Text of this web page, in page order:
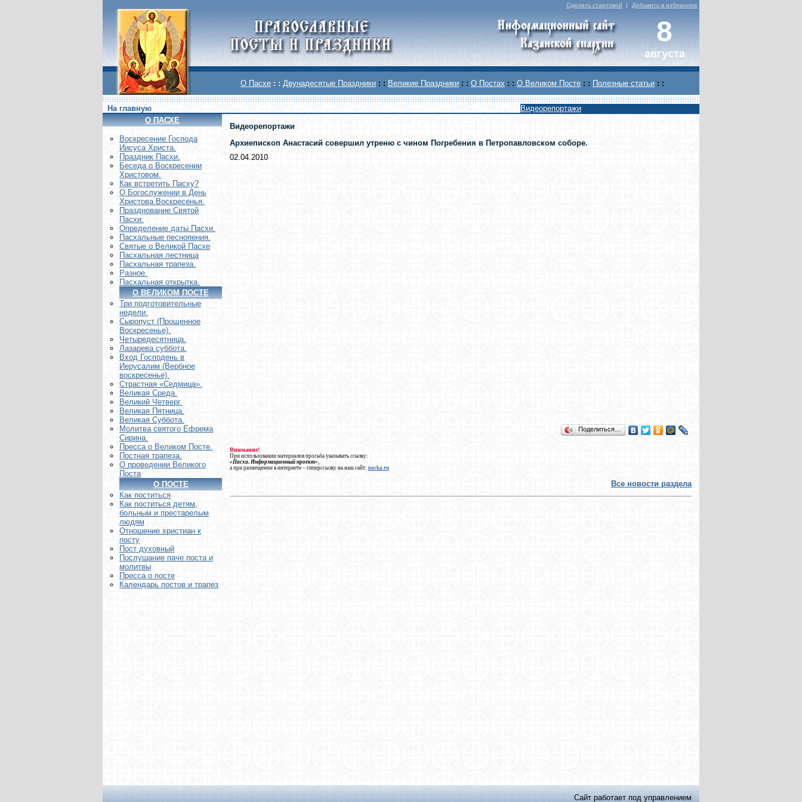
Сделать стартовой | Добавить в избранное
8
августа
О Пасхе : : Двунадесятые Праздники : : Великие Праздники : : О Постах : : О Великом Посте : : Полезные статьи : :
На главную
Видеорепортажи
О ПАСХЕ
Воскреcение Господа
Иисуса Христа.
Праздник Пасхи.
Беседа о Воскресении
Христовом.
Как встретить Пасху?
О Богослужении в День
Христова Воскресенья.
Празднование Святой
Пасхи.
Определение даты Пасхи.
Пасхальные песнопения.
Святые о Великой Пасхе
Пасхальная лестница
Пасхальная трапеза.
Разное.
Пасхальная открытка.
О ВЕЛИКОМ ПОСТЕ
Три подготовительные
недели.
Сыропуст (Прощенное
Воскресенье).
Четыредесятница.
Лазарева суббота.
Вход Господень в
Иерусалим (Вербное
воскресенье).
Страстная «Седмица».
Великая Среда.
Великий Четверг.
Великая Пятница.
Великая Суббота.
Молитва святого Ефрема
Сирина.
Пресса о Великом Посте.
Постная трапеза.
О проведении Великого
Поста
О ПОСТЕ
Как поститься
Как поститься детям,
больным и престарелым
людям
Отношение христиан к
посту
Пост духовный
Послушание паче поста и
молитвы
Пресса о посте
Календарь постов и трапез
Видеорепортажи
Архиепископ Анастасий совершил утреню с чином Погребения в Петропавловском соборе.
02.04.2010
Поделиться…
Внимание!
При использовании материалов просьба указывать ссылку:
«Пасха. Информационный проект»,
а при размещении в интернете – гиперссылку на наш сайт: packa.ru
Все новости раздела
Сайт работает под управлением